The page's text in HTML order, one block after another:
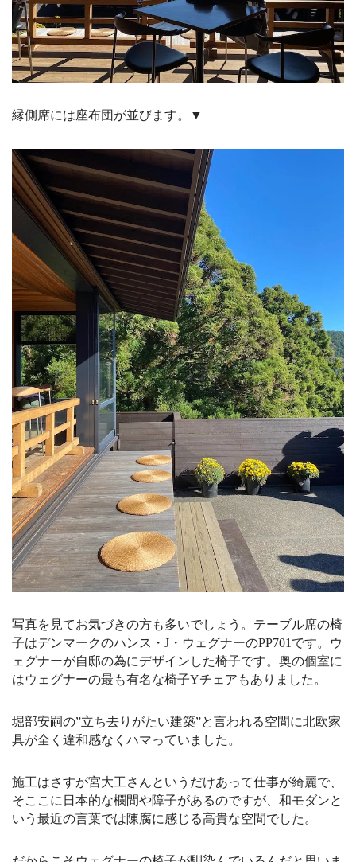
縁側席には座布団が並びます。▼
写真を見てお気づきの方も多いでしょう。テーブル席の椅
子はデンマークのハンス・J・ウェグナーのPP701です。ウ
ェグナーが自邸の為にデザインした椅子です。 奥の個室に
はウェグナーの最も有名な椅子Yチェアもありました。
堀部安嗣の”立ち去りがたい建築”と言われる空間に北欧家
具が全く違和感なくハマっていました。
施工はさすが宮大工さんというだけあって仕事が綺麗で、
そここに日本的な欄間や障子があるのですが、和モダンと
いう最近の言葉では陳腐に感じる高貴な空間でした。